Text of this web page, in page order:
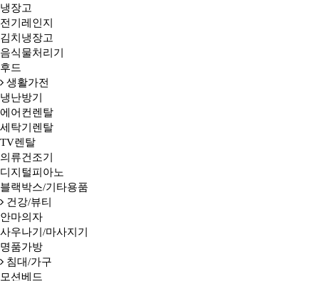
냉장고
전기레인지
김치냉장고
음식물처리기
후드
생활가전
냉난방기
에어컨렌탈
세탁기렌탈
TV렌탈
의류건조기
디지털피아노
블랙박스/기타용품
건강/뷰티
안마의자
사우나기/마사지기
명품가방
침대/가구
모션베드